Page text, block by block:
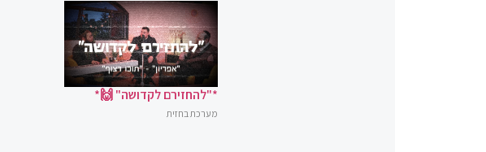
*"להחזירם לקדושה" 🙌*
מערכת בחזית